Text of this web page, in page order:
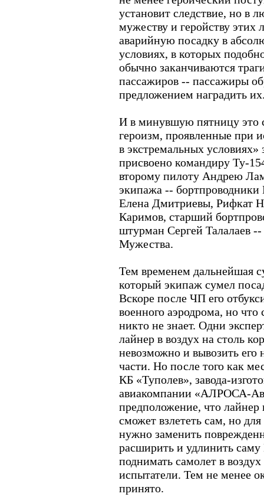
установит следствие, но в
мужеству и геройству этих
аварийную посадку в
условиях, в которых
обычно заканчиваются
пассажиров -- пассажиры
предложением наградить
И в минувшую пятницу это
героизм, проявленные при
в экстремальных условиях»
присвоено командиру Ту-
второму пилоту Андрею
экипажа --
Елена Дмитриевы, Рифкат
Каримов, старший
штурман Сергей Талалаев
Мужества.
Тем временем дальнейшая
который экипаж сумел
Вскоре после ЧП его
военного аэродрома, но
никто не знает. Одни
лайнер в воздух на столь
невозможно и вывозить его
части. Но после того как
КБ «Туполев», завода-
авиакомпании «АЛРОСА-
предположение, что лайнер
сможет взлететь сам, но
нужно заменить
расширить и удлинить
поднимать самолет в
испытатели. Тем не менее
принято.